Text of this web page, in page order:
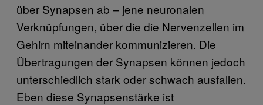
über Synapsen ab – jene neuronalen
Verknüpfungen, über die die Nervenzellen im
Gehirn miteinander kommunizieren. Die
Übertragungen der Synapsen können jedoch
unterschiedlich stark oder schwach ausfallen.
Eben diese Synapsenstärke ist